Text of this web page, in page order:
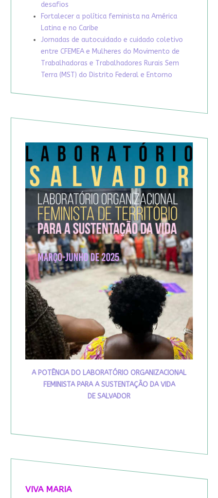
desafios
Fortalecer a política feminista na América
Latina e no Caribe
Jornadas de autocuidado e cuidado coletivo
entre CFEMEA e Mulheres do Movimento de
Trabalhadoras e Trabalhadores Rurais Sem
Terra (MST) do Distrito Federal e Entorno
A POTÊNCIA DO LABORATÓRIO ORGANIZACIONAL
FEMINISTA PARA A SUSTENTAÇÃO DA VIDA
DE SALVADOR
VIVA MARIA